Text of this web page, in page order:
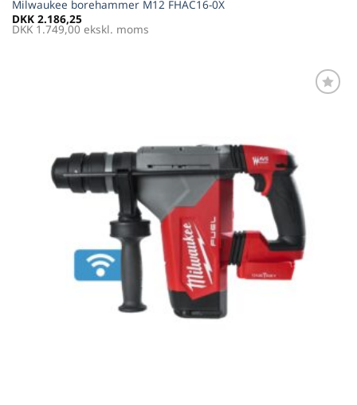
Milwaukee borehammer M12 FHAC16-0X
DKK 2.186,25
DKK 1.749,00 ekskl. moms